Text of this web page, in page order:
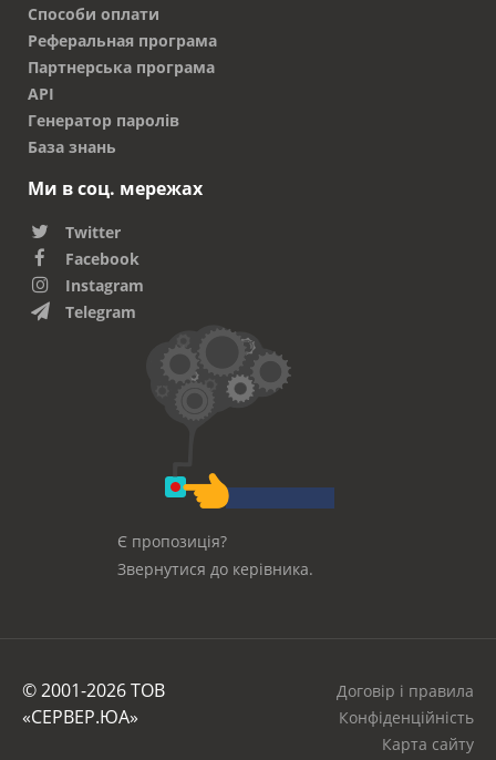
Способи оплати
Реферальная програма
Партнерська програма
API
Генератор паролів
База знань
Ми в соц. мережах
Twitter
Facebook
Instagram
Telegram
Є пропозиція?
Звернутися до керівника.
© 2001-2026 ТОВ
«СЕРВЕР.ЮА»
Договір і правила
Конфіденційність
Карта сайту